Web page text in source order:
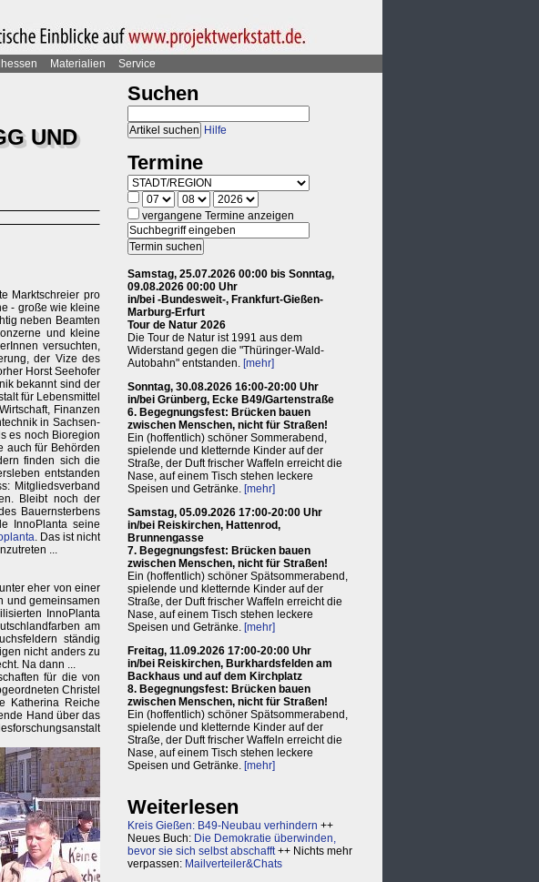
Materialien
Service
UND
Marktschreier pro
- große wie kleine
neben Beamten
und kleine
versuchten,
der Vize des
Horst Seehofer
bekannt sind der
für Lebensmittel
Finanzen
in Sachsen-
es noch Bioregion
auch für Behörden
finden sich die
entstanden
Mitgliedsverband
Bleibt noch der
Bauernsterbens
InnoPlanta seine
. Das ist nicht
...
eher von einer
und gemeinsamen
InnoPlanta
am
ständig
nicht anders zu
Na dann ...
für die von
Christel
Katherina Reiche
Hand über das
Suchen
Hilfe
Termine
vergangene Termine anzeigen
Samstag, 25.07.2026 00:00 bis Sonntag,
09.08.2026 00:00 Uhr
in/bei -Bundesweit-, Frankfurt-Gießen-
Marburg-Erfurt
Tour de Natur 2026
Die Tour de Natur ist 1991 aus dem
Widerstand gegen die "Thüringer-Wald-
Autobahn" entstanden. [mehr]
Sonntag, 30.08.2026 16:00-20:00 Uhr
in/bei Grünberg, Ecke B49/Gartenstraße
6. Begegnungsfest: Brücken bauen
zwischen Menschen, nicht für Straßen!
Ein (hoffentlich) schöner Sommerabend,
spielende und kletternde Kinder auf der
Straße, der Duft frischer Waffeln erreicht die
Nase, auf einem Tisch stehen leckere
Speisen und Getränke. [mehr]
Samstag, 05.09.2026 17:00-20:00 Uhr
in/bei Reiskirchen, Hattenrod,
Brunnengasse
7. Begegnungsfest: Brücken bauen
zwischen Menschen, nicht für Straßen!
Ein (hoffentlich) schöner Spätsommerabend,
spielende und kletternde Kinder auf der
Straße, der Duft frischer Waffeln erreicht die
Nase, auf einem Tisch stehen leckere
Speisen und Getränke. [mehr]
Freitag, 11.09.2026 17:00-20:00 Uhr
in/bei Reiskirchen, Burkhardsfelden am
Backhaus und auf dem Kirchplatz
8. Begegnungsfest: Brücken bauen
zwischen Menschen, nicht für Straßen!
Ein (hoffentlich) schöner Spätsommerabend,
spielende und kletternde Kinder auf der
Straße, der Duft frischer Waffeln erreicht die
Nase, auf einem Tisch stehen leckere
Speisen und Getränke. [mehr]
Weiterlesen
Kreis Gießen: B49-Neubau verhindern ++
Neues Buch: Die Demokratie überwinden,
bevor sie sich selbst abschafft++ Nichts mehr
verpassen: Mailverteiler&Chats